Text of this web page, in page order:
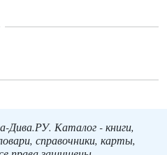
Каталог - книги,
справочники, карты,